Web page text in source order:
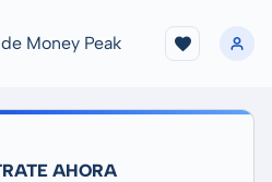
Money Peak
AHORA